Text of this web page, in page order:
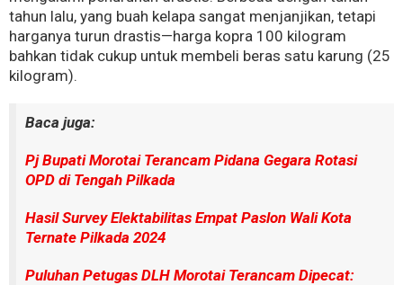
tahun lalu, yang buah kelapa sangat menjanjikan, tetapi
harganya turun drastis—harga kopra 100 kilogram
bahkan tidak cukup untuk membeli beras satu karung (25
kilogram).
Baca juga:
Pj Bupati Morotai Terancam Pidana Gegara Rotasi
OPD di Tengah Pilkada
Hasil Survey Elektabilitas Empat Paslon Wali Kota
Ternate Pilkada 2024
Puluhan Petugas DLH Morotai Terancam Dipecat: